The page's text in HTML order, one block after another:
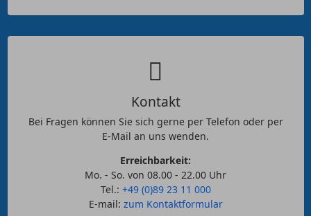
Kontakt
Bei Fragen können Sie sich gerne per Telefon oder per
E-Mail an uns wenden.
Erreichbarkeit:
Mo. - So. von 08.00 - 22.00 Uhr
Tel.: +49 (0)89 23 11 000
E-mail: zum Kontaktformular